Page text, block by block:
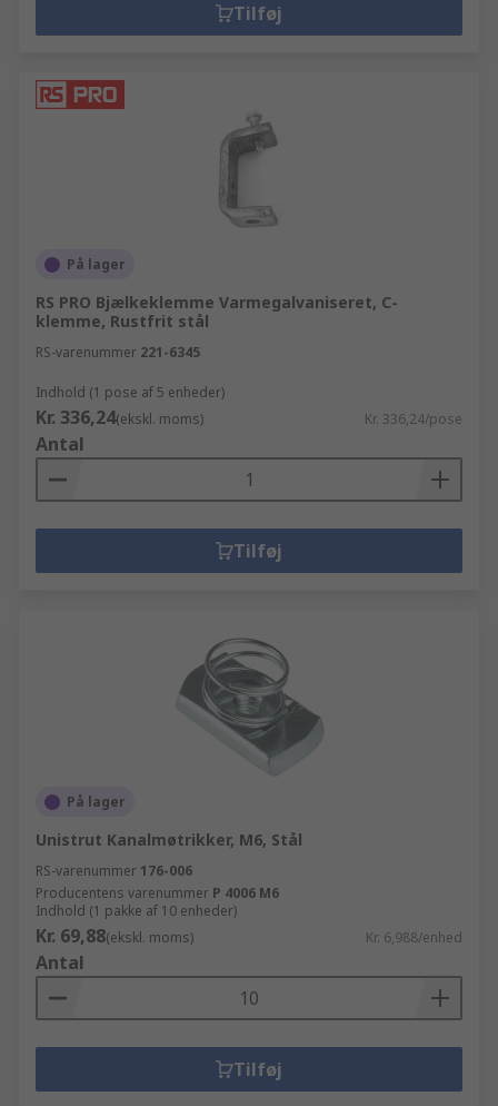
Tilføj
På lager
RS PRO Bjælkeklemme Varmegalvaniseret, C-
klemme, Rustfrit stål
RS-varenummer 221-6345
Indhold (1 pose af 5 enheder)
Kr. 336,24(ekskl. moms) Kr. 336,24/pose
Antal
Tilføj
På lager
Unistrut Kanalmøtrikker, M6, Stål
RS-varenummer 176-006
Producentens varenummer P 4006 M6
Indhold (1 pakke af 10 enheder)
Kr. 69,88(ekskl. moms) Kr. 6,988/enhed
Antal
Tilføj